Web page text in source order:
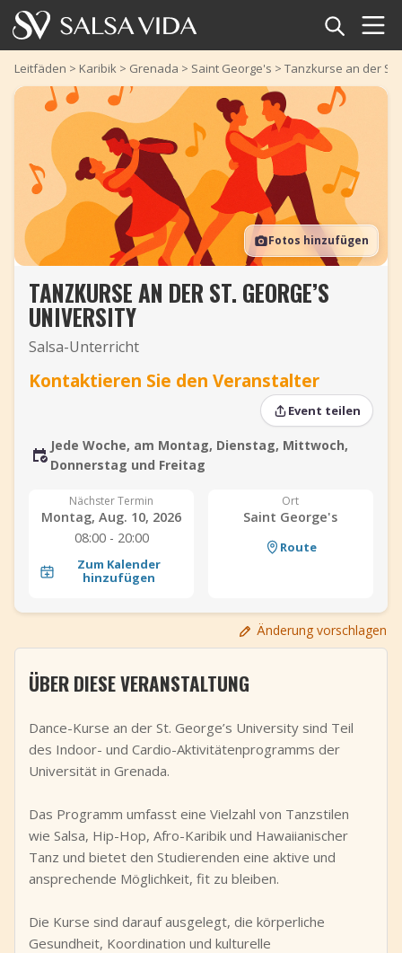
Startseite
Veranstaltungen
Nachrichten
Artikel
Videos
Salsa-Begriffe
TuneTempo
Leitfäden > Karibik > Grenada > Saint George's > Tanzkurse an der St.
Fotos hinzufügen
TANZKURSE AN DER ST. GEORGE’S
UNIVERSITY
Salsa-Unterricht
Kontaktieren Sie den Veranstalter
Event teilen
Jede Woche, am Montag, Dienstag, Mittwoch,
Donnerstag und Freitag
Nächster Termin
Montag, Aug. 10, 2026
08:00 - 20:00
Zum Kalender
hinzufügen
Ort
Saint George's
Route
Änderung vorschlagen
ÜBER DIESE VERANSTALTUNG
Dance-Kurse an der St. George’s University sind Teil
des Indoor- und Cardio-Aktivitätenprogramms der
Universität in Grenada.
Das Programm umfasst eine Vielzahl von Tanzstilen
wie Salsa, Hip-Hop, Afro-Karibik und Hawaiianischer
Tanz und bietet den Studierenden eine aktive und
ansprechende Möglichkeit, fit zu bleiben.
Die Kurse sind darauf ausgelegt, die körperliche
Gesundheit, Koordination und kulturelle